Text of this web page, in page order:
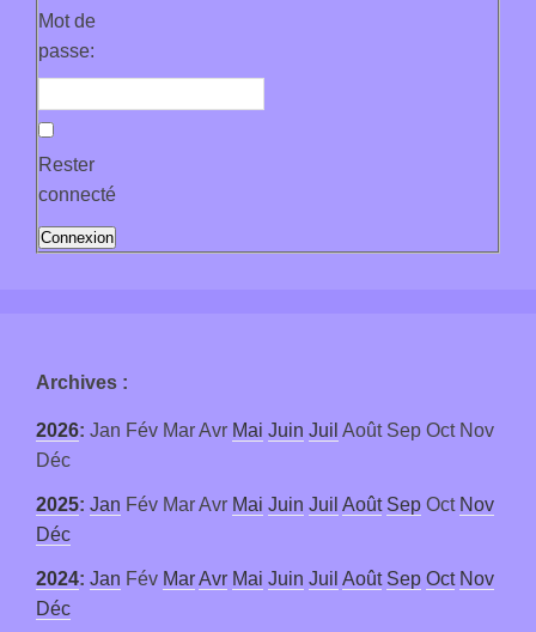
Mot de
passe:
Rester
connecté
Connexion
Archives :
2026: Jan Fév MarAvr Mai Juin Juil Août Sep Oct Nov
Déc
2025: Jan Fév MarAvr Mai Juin Juil Août Sep Oct Nov
Déc
2024: Jan Fév MarAvr Mai Juin Juil Août Sep Oct Nov
Déc